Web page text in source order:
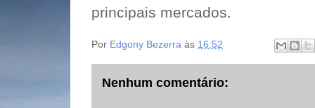
principais mercados.
Por Edgony Bezerra às 16:52
Nenhum comentário: